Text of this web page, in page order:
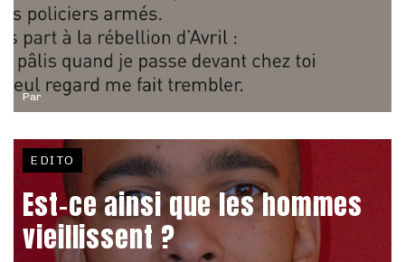
Par
EDITO
Est-ce ainsi que les hommes
vieillissent ?